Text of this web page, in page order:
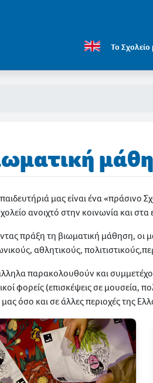
Το Σχολείο
μας είναι ένα «πράσινο
ανοιχτό στην κοινωνία και στα
πράξη τη βιωματική μάθηση, οι
αθλητικούς,
παρακολουθούν και
φορείς (επισκέψεις σε μουσεία,
όσο και σε άλλες περιοχές της